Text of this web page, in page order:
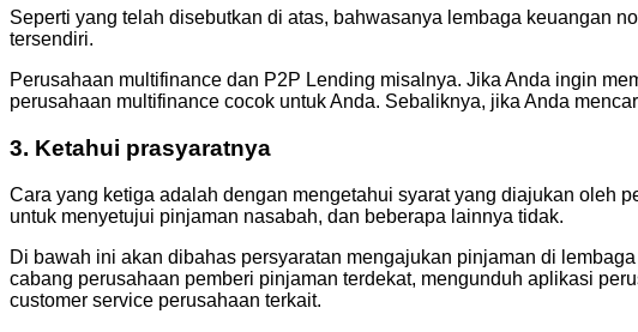
Seperti yang telah disebutkan di atas, bahwasanya lembaga keuangan
tersendiri.
Perusahaan multifinance dan P2P Lending misalnya. Jika Anda ingin
perusahaan multifinance cocok untuk Anda. Sebaliknya, jika Anda
3. Ketahui prasyaratnya
Cara yang ketiga adalah dengan mengetahui syarat yang diajukan oleh
untuk menyetujui pinjaman nasabah, dan beberapa lainnya tidak.
Di bawah ini akan dibahas persyaratan mengajukan pinjaman di
cabang perusahaan pemberi pinjaman terdekat, mengunduh aplikasi
customer service perusahaan terkait.